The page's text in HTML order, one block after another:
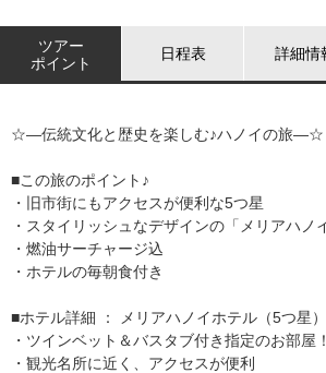
ツアー
ポイント
日程表 詳細情
☆―伝統文化と歴史を楽しむ♪ハノイの旅―☆
■この旅のポイント♪
・旧市街にもアクセスが便利な5つ星
・スタイリッシュなデザインの「メリアハノ
・燃油サーチャージ込
・ホテルの毎朝食付き
■ホテル詳細 ： メリアハノイホテル（5つ星）
・ツインベット＆バスタブ付き指定のお部屋！
・観光名所に近く、アクセスが便利